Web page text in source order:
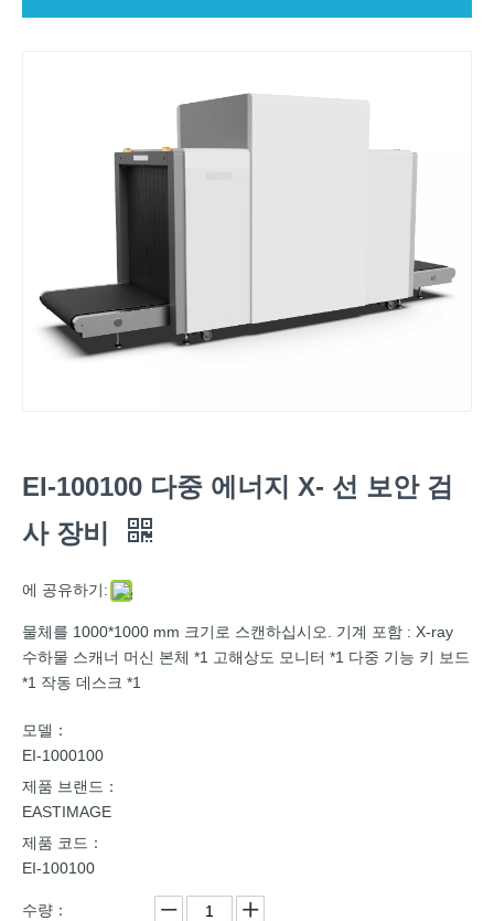
EI-100100 다중 에너지 X- 선 보안 검
사 장비
에 공유하기:
물체를 1000*1000 mm 크기로 스캔하십시오. 기계 포함 : X-ray
수하물 스캐너 머신 본체 *1 고해상도 모니터 *1 다중 기능 키 보드
*1 작동 데스크 *1
모델：
EI-1000100
제품 브랜드：
EASTIMAGE
제품 코드：
EI-100100
수량：